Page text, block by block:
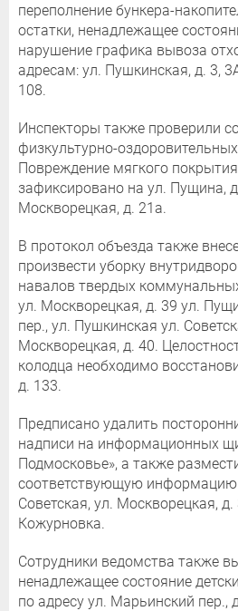
переполнение бункера-
остатки, ненадлежащее
нарушение графика вывоза
адресам: ул. Пушкинская, д. 3,
108.
Инспекторы также проверили
физкультурно-
Повреждение мягкого
зафиксировано на ул. Пущина,
Москворецкая, д. 21а.
В протокол объезда также
произвести уборку
навалов твердых
ул. Москворецкая, д. 39 ул.
пер., ул. Пушкинская ул.
Москворецкая, д. 40.
колодца необходимо
д. 133.
Предписано удалить
надписи на информационных
Подмосковье», а также
соответствующую информацию
Советская, ул. Москворецкая, д.
Кожурновка.
Сотрудники ведомства также
ненадлежащее состояние
по адресу ул. Марьинский пер.,